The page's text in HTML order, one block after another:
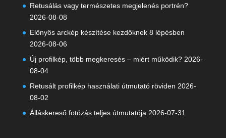
Retusálás vagy természetes megjelenés portrén?
2026-08-08
Előnyös arckép készítése kezdőknek 8 lépésben
2026-08-06
Új profilkép, több megkeresés – miért működik? 2026-
08-04
Retusált profilkép használati útmutató röviden 2026-
08-02
Álláskereső fotózás teljes útmutatója 2026-07-31